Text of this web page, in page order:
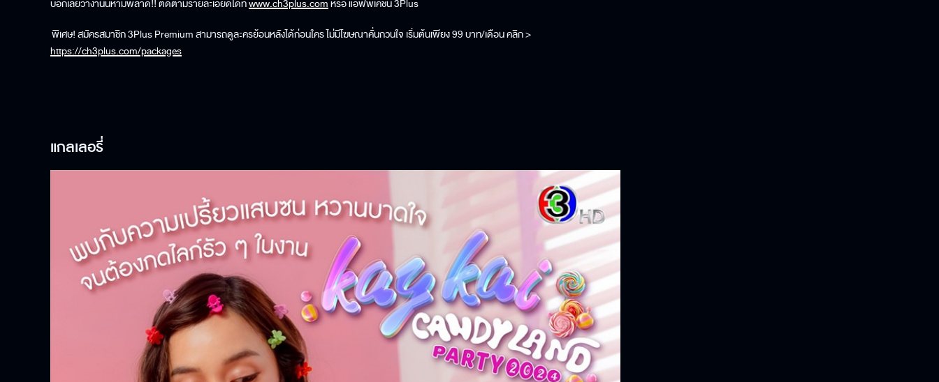
บอกเลยว่างานนี้ห้ามพลาด!! ติดตามรายละเอียดได้ที่www.ch3plus.comหรือ แอฟพิเคชัน 3Plus
พิเศษ! สมัครสมาชิก 3Plus Premium สามารถดูละครย้อนหลังได้ก่อนใคร ไม่มีโฆษณาคั่นกวนใจ เริ่มต้นเพียง 99 บาท/เดือน คลิก >
https://ch3plus.com/packages
แกลเลอรี่